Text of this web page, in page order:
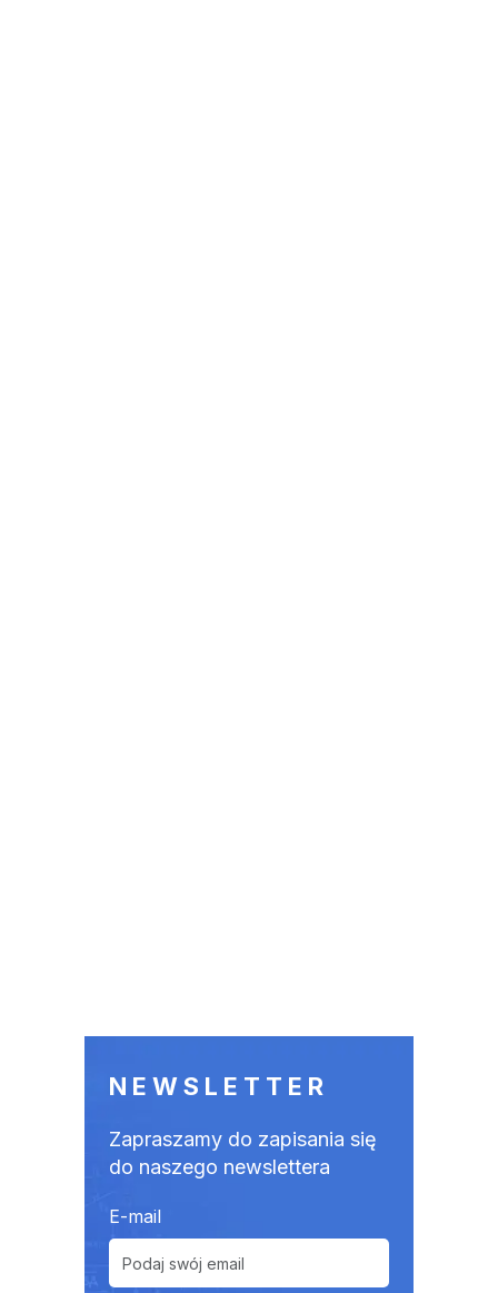
NEWSLETTER
Zapraszamy do zapisania się
do naszego newslettera
E-mail